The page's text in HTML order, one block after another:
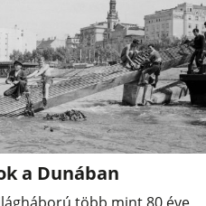
a Dunában
több mint 80 éve